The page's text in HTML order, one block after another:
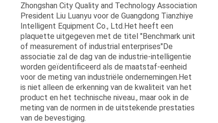
Zhongshan City Quality and Technology Association
President Liu Luanyu voor de Guangdong Tianzhiye
Intelligent Equipment Co., Ltd.Het heeft een
plaquette uitgegeven met de titel "Benchmark unit
of measurement of industrial enterprises"De
associatie zal de dag van de industrie-intelligentie
worden geïdentificeerd als de maatstaf-eenheid
voor de meting van industriële ondernemingen.Het
is niet alleen de erkenning van de kwaliteit van het
product en het technische niveau., maar ook in de
meting van de normen in de uitstekende prestaties
van de bevestiging.